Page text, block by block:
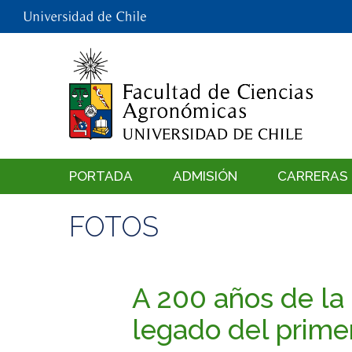
PORTADA ADMISIÓN CARRERAS
FOTOS
A 200 años de
legado del